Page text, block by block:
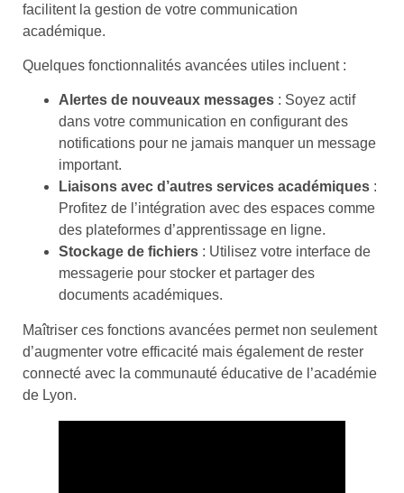
facilitent la gestion de votre communication
académique.
Quelques fonctionnalités avancées utiles incluent :
Alertes de nouveaux messages : Soyez actif
dans votre communication en configurant des
notifications pour ne jamais manquer un message
important.
Liaisons avec d’autres services académiques :
Profitez de l’intégration avec des espaces comme
des plateformes d’apprentissage en ligne.
Stockage de fichiers : Utilisez votre interface de
messagerie pour stocker et partager des
documents académiques.
Maîtriser ces fonctions avancées permet non seulement
d’augmenter votre efficacité mais également de rester
connecté avec la communauté éducative de l’académie
de Lyon.